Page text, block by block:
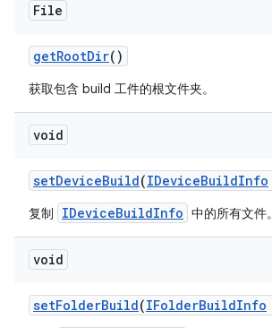
File
getRootDir()
获取包含 build 工件的根文件夹。
void
setDeviceBuild(IDeviceBuildInfo
复制 IDeviceBuildInfo 中的所有文件。
void
setFolderBuild(IFolderBuildInfo